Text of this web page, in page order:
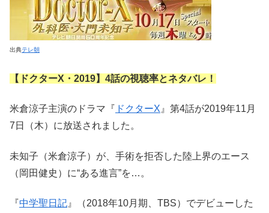
出典テレ朝
【ドクターX・2019】4話の視聴率とネタバレ！
米倉涼子主演のドラマ『 ドクターX 』第4話が2019年11月
7日（木）に放送されました。
未知子（米倉涼子）が、手術を拒否した陸上界のエース
（岡田健史）に“ある進言”を…。
『中学聖日記 』（2018年10月期、TBS）でデビューした